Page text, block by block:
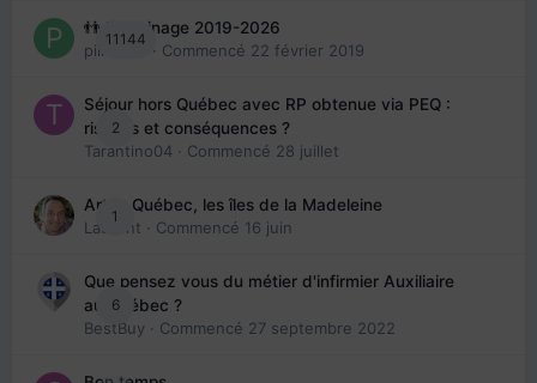
11144
👬 Parrainage 2019-2026
piinoush · Commencé 22 février 2019
2
Séjour hors Québec avec RP obtenue via PEQ :
risques et conséquences ?
Tarantino04 · Commencé 28 juillet
1
Arte : Québec, les îles de la Madeleine
Laurent · Commencé 16 juin
6
Que pensez vous du métier d'infirmier Auxiliaire
au Québec ?
BestBuy · Commencé 27 septembre 2022